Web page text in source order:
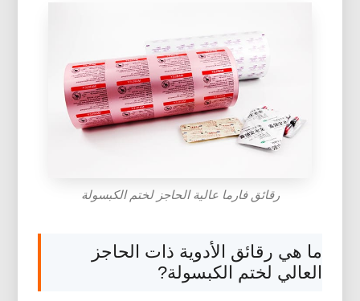
رقائق فارما عالية الحاجز لختم الكبسولة
ما هي رقائق الأدوية ذات الحاجز
العالي لختم الكبسولة?